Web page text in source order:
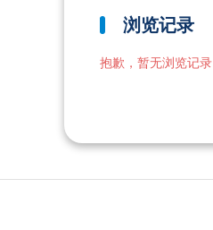
浏览记录
抱歉，暂无浏览记录